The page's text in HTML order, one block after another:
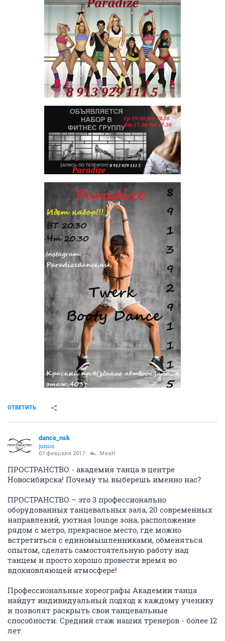
ОТВЕТИТЬ
dance_nsk
junior
07 февраля 2017 MaaH
ПРОСТРАНСТВО - академия танца в центре
Новосибирска! Почему ты выберешь именно нас?
ПРОСТРАНСТВО – это 3 профессионально
оборудованных танцевальных зала, 20 современных
направлений, уютная lounge зона, расположение
рядом с метро, прекрасное место, где можно
встретиться с единомышленниками, обменяться
опытом, сделать самостоятельную работу над
танцем и просто хорошо провести время во
вдохновляющей атмосфере!
Профессиональные хореографы Академии танца
найдут индивидуальный подход к каждому ученику
и позволят раскрыть свои танцевальные
способности. Средний стаж наших тренеров - более 12
лет